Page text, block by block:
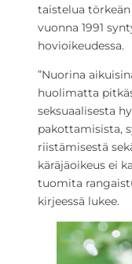
taistelua
vuonna 1991
hovioikeudessa.
”Nuorina
huolimatta
seksuaalisesta
pakottamisista,
riistämisestä
käräjäoikeus ei
tuomita
kirjeessä lukee.